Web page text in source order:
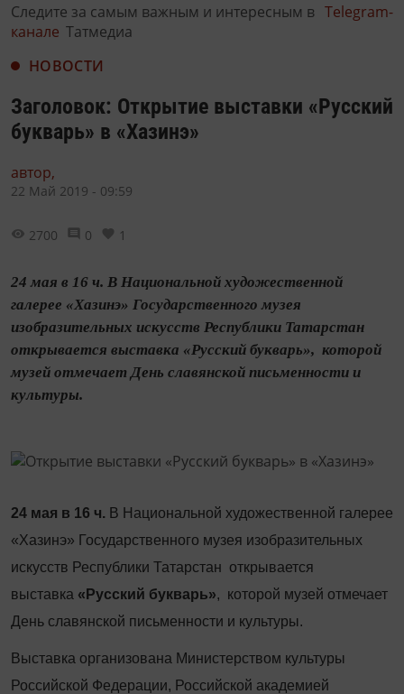
Следите за самым важным и интересным в Telegram-
канале Татмедиа
НОВОСТИ
Заголовок: Открытие выставки «Русский
букварь» в «Хазинэ»
автор,
22 Май 2019 - 09:59
2700 0 1
24 мая в 16 ч. В Национальной художественной
галерее «Хазинэ» Государственного музея
изобразительных искусств Республики Татарстан
открывается выставка «Русский букварь», которой
музей отмечает День славянской письменности и
культуры.
24 мая в 16 ч. В Национальной художественной галерее
«Хазинэ» Государственного музея изобразительных
искусств Республики Татарстан открывается
выставка «Русский букварь», которой музей отмечает
День славянской письменности и культуры.
Выставка организована Министерством культуры
Российской Федерации, Российской академией